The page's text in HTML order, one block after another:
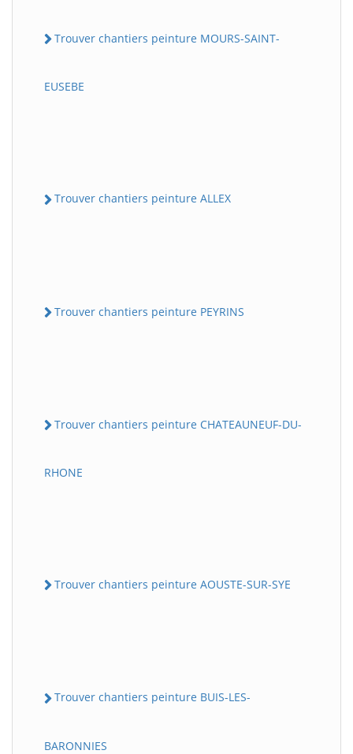
Trouver chantiers peinture MOURS-SAINT-
EUSEBE
Trouver chantiers peinture ALLEX
Trouver chantiers peinture PEYRINS
Trouver chantiers peinture CHATEAUNEUF-DU-
RHONE
Trouver chantiers peinture AOUSTE-SUR-SYE
Trouver chantiers peinture BUIS-LES-
BARONNIES